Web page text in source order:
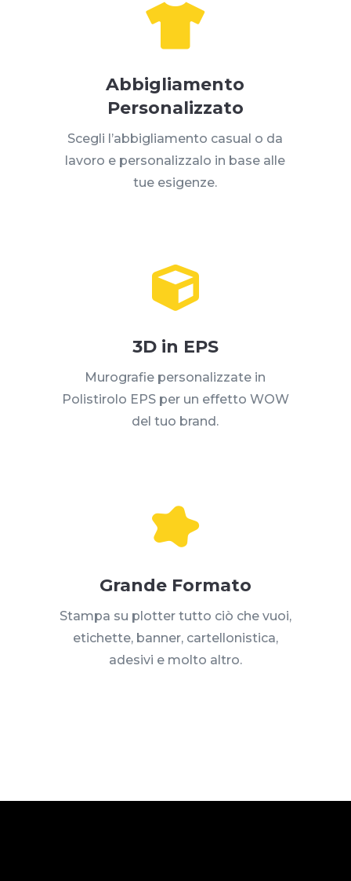

Abbigliamento
Personalizzato
Scegli l’abbigliamento casual o da
lavoro e personalizzalo in base alle
tue esigenze.

3D in EPS
Murografie personalizzate in
Polistirolo EPS per un effetto WOW
del tuo brand.

Grande Formato
Stampa su plotter tutto ciò che vuoi,
etichette, banner, cartellonistica,
adesivi e molto altro.